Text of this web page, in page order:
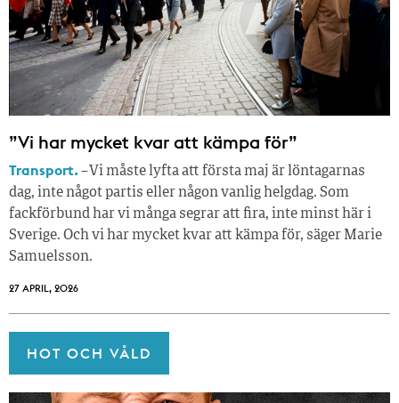
”Vi har mycket kvar att kämpa för”
Transport.– Vi måste lyfta att första maj är löntagarnas
dag, inte något partis eller någon vanlig helgdag. Som
fackförbund har vi många segrar att fira, inte minst här i
Sverige. Och vi har mycket kvar att kämpa för, säger Marie
Samuelsson.
27 APRIL, 2026
HOT OCH VÅLD